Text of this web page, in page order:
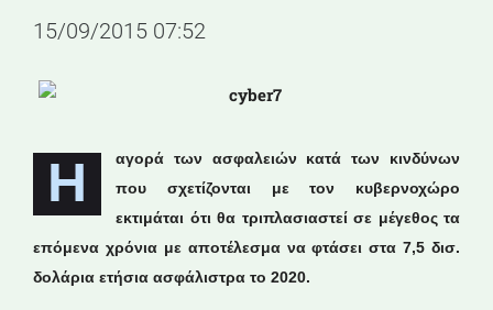
15/09/2015 07:52
Η
αγορά των ασφαλειών κατά των κινδύνων
που σχετίζονται με τον κυβερνοχώρο
εκτιμάται ότι θα τριπλασιαστεί σε μέγεθος τα
επόμενα χρόνια με αποτέλεσμα να φτάσει στα 7,5 δισ.
δολάρια ετήσια ασφάλιστρα το 2020.